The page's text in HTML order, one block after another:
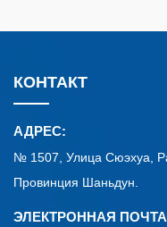
КОНТАКТ
АДРЕС:
№ 1507, Улица Сюэхуа,
Провинция Шаньдун.
ЭЛЕКТРОННАЯ